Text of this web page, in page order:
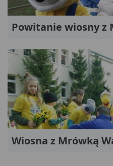
Powitanie wiosny z
Wiosna z Mrówką